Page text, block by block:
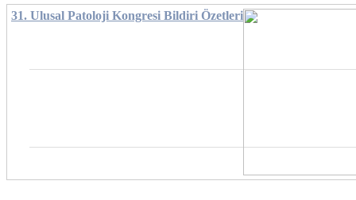
31. Ulusal Patoloji Kongresi Bildiri Özetleri